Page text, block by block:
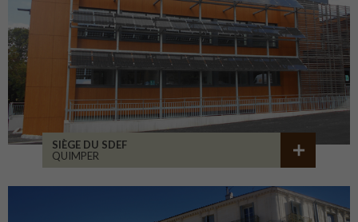
SIÈGE DU SDEF
QUIMPER